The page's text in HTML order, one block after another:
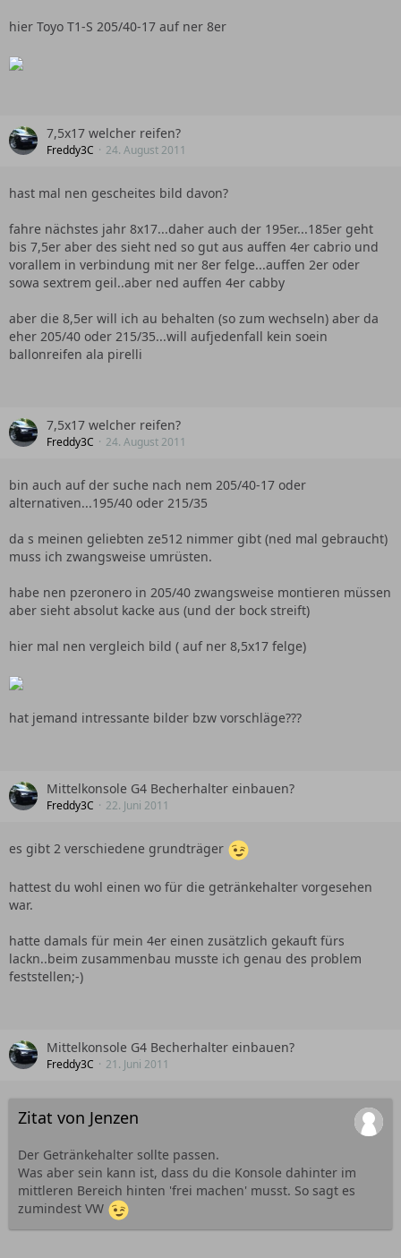
hier Toyo T1-S 205/40-17 auf ner 8er
7,5x17 welcher reifen?
Freddy3C 24. August 2011
hast mal nen gescheites bild davon?
fahre nächstes jahr 8x17...daher auch der 195er...185er geht
bis 7,5er aber des sieht ned so gut aus auffen 4er cabrio und
vorallem in verbindung mit ner 8er felge...auffen 2er oder
sowa sextrem geil..aber ned auffen 4er cabby
aber die 8,5er will ich au behalten (so zum wechseln) aber da
eher 205/40 oder 215/35...will aufjedenfall kein soein
ballonreifen ala pirelli
7,5x17 welcher reifen?
Freddy3C 24. August 2011
bin auch auf der suche nach nem 205/40-17 oder
alternativen...195/40 oder 215/35
da s meinen geliebten ze512 nimmer gibt (ned mal gebraucht)
muss ich zwangsweise umrüsten.
habe nen pzeronero in 205/40 zwangsweise montieren müssen
aber sieht absolut kacke aus (und der bock streift)
hier mal nen vergleich bild ( auf ner 8,5x17 felge)
hat jemand intressante bilder bzw vorschläge???
Mittelkonsole G4 Becherhalter einbauen?
Freddy3C 22. Juni 2011
es gibt 2 verschiedene grundträger
hattest du wohl einen wo für die getränkehalter vorgesehen
war.
hatte damals für mein 4er einen zusätzlich gekauft fürs
lackn..beim zusammenbau musste ich genau des problem
feststellen;-)
Mittelkonsole G4 Becherhalter einbauen?
Freddy3C 21. Juni 2011
Zitat von Jenzen
Der Getränkehalter sollte passen.
Was aber sein kann ist, dass du die Konsole dahinter im
mittleren Bereich hinten 'frei machen' musst. So sagt es
zumindest VW